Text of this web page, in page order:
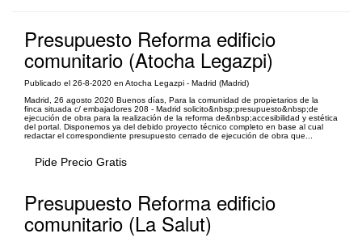
Presupuesto Reforma edificio
comunitario (Atocha Legazpi)
Publicado el 26-8-2020 en Atocha Legazpi - Madrid (Madrid)
Madrid, 26 agosto 2020 Buenos días, Para la comunidad de propietarios de la
finca situada c/ embajadores 208 - Madrid solicito&nbsp;presupuesto&nbsp;de
ejecución de obra para la realización de la reforma de&nbsp;accesibilidad y estética
del portal. Disponemos ya del debido proyecto técnico completo en base al cual
redactar el correspondiente presupuesto cerrado de ejecución de obra que...
Pide Precio Gratis
Presupuesto Reforma edificio
comunitario (La Salut)